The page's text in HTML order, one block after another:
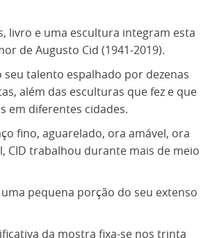
livro e uma escultura integram esta
de Augusto Cid (1941-2019).
seu talento espalhado por dezenas
além das esculturas que fez e que
em diferentes cidades.
fino, aguarelado, ora amável, ora
CID trabalhou durante mais de meio
pequena porção do seu extenso
da mostra fixa-se nos trinta